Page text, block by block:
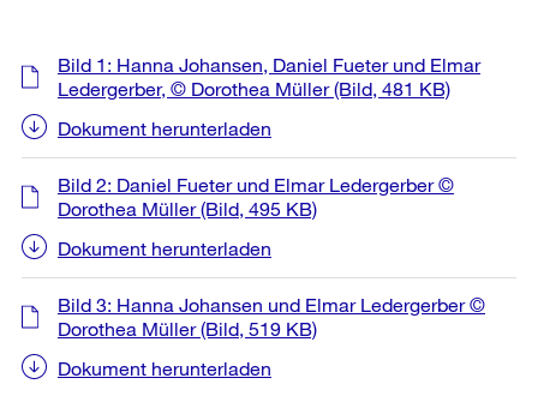
Weitere
Informationen
Bild 1: Hanna Johansen, Daniel Fueter und Elmar
Ledergerber, © Dorothea Müller(Bild, 481 KB)
Dokument herunterladen
Bild 2: Daniel Fueter und Elmar Ledergerber ©
Dorothea Müller(Bild, 495 KB)
Dokument herunterladen
Bild 3: Hanna Johansen und Elmar Ledergerber ©
Dorothea Müller(Bild, 519 KB)
Dokument herunterladen